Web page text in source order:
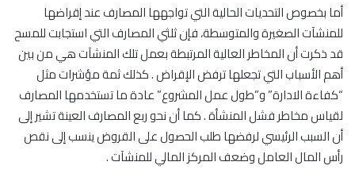
أما بخصوص التحديات الحالية التي تواجهها المصارف عند إقراضها
للمنشآت الصغيرة والمتوسطة، فإن ثلثي المصارف التي استجابت للمسح
قد ذكرت أن المخاطر العالية المرتبطة بعمل تلك المنشآت هي من بين
أهم الأسباب التي تجعلها ترفض الإقراض . كذلك ثمة مؤشرات مثل
“كفاءة الادارة” و”طول عمل المشروع” عادة ما تستخدمها المصارف
لقياس مخاطر فشل المنشأة . كما أن نحو ربع المصارف العينة تشير إلى
أن السبب الرئيسي لرفضها طلب الحصول على القروض ينسب إلى نقص
رأس المال العامل وضعف المركز المالي للمنشآت .